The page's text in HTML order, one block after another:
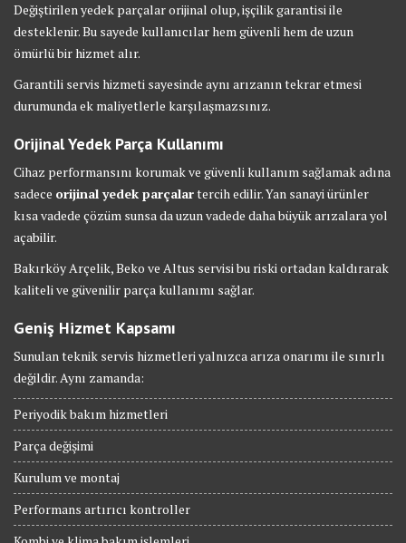
Değiştirilen yedek parçalar orijinal olup, işçilik garantisi ile
desteklenir. Bu sayede kullanıcılar hem güvenli hem de uzun
ömürlü bir hizmet alır.
Garantili servis hizmeti sayesinde aynı arızanın tekrar etmesi
durumunda ek maliyetlerle karşılaşmazsınız.
Orijinal Yedek Parça Kullanımı
Cihaz performansını korumak ve güvenli kullanım sağlamak adına
sadece orijinal yedek parçalartercih edilir. Yan sanayi ürünler
kısa vadede çözüm sunsa da uzun vadede daha büyük arızalara yol
açabilir.
Bakırköy Arçelik, Beko ve Altus servisi bu riski ortadan kaldırarak
kaliteli ve güvenilir parça kullanımı sağlar.
Geniş Hizmet Kapsamı
Sunulan teknik servis hizmetleri yalnızca arıza onarımı ile sınırlı
değildir. Aynı zamanda:
Periyodik bakım hizmetleri
Parça değişimi
Kurulum ve montaj
Performans artırıcı kontroller